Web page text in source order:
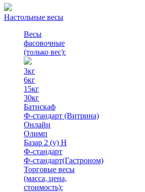
Настольные весы
Весы
фасовочные
(только вес):
3кг
6кг
15кг
30кг
Батискаф
Ф-стандарт (Витрина)
Онлайн
Олимп
Базар 2 (у) Н
Ф-стандарт
Ф-стандарт(Гастроном)
Торговые весы
(масса, цена,
стоимость):